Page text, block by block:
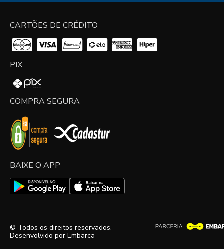
CARTÕES DE CRÉDITO
PIX
COMPRA SEGURA
BAIXE O APP
© Todos os direitos reservados.
Desenvolvido por Embarca